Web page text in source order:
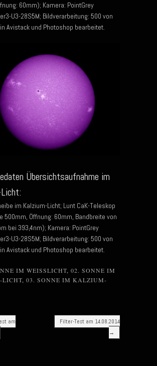
60mm); Kamera: PointGrey
U3-28S5M; Bildverarbeitung: 500 von
Avistack und Photoshop bearbeitet.
Übersichtsaufnahme im
im Kalzium-Licht; Lunt CaK-Teleskop
500mm, Öffnung: 60mm, Bandbreite von
bei 393,4nm); Kamera: PointGrey
U3-28S5M; Bildverarbeitung: 500 von
Avistack und Photoshop bearbeitet.
IM WEISSLICHT 02. SONNE IM
LICHT 03. SONNE IM KALZIUM-
am
Filter-Test am 14.08.2014
→